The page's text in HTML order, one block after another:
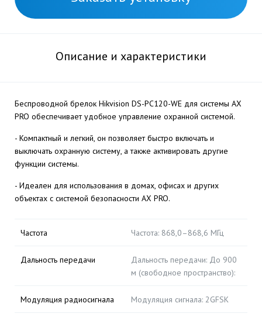
Описание и характеристики
Беспроводной брелок Hikvision DS-PC120-WE для системы AX
PRO обеспечивает удобное управление охранной системой.
- Компактный и легкий, он позволяет быстро включать и
выключать охранную систему, а также активировать другие
функции системы.
- Идеален для использования в домах, офисах и других
объектах с системой безопасности AX PRO.
Частота Частота: 868,0–868,6 МГц
Дальность передачи
Дальность передачи: До 900
м (свободное пространство):
Модуляция радиосигнала Модуляция сигнала: 2GFSK